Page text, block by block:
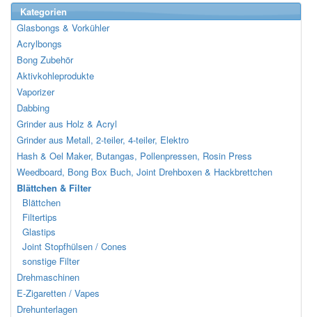
Kategorien
Glasbongs & Vorkühler
Acrylbongs
Bong Zubehör
Aktivkohleprodukte
Vaporizer
Dabbing
Grinder aus Holz & Acryl
Grinder aus Metall, 2-teiler, 4-teiler, Elektro
Hash & Oel Maker, Butangas, Pollenpressen, Rosin Press
Weedboard, Bong Box Buch, Joint Drehboxen & Hackbrettchen
Blättchen & Filter
Blättchen
Filtertips
Glastips
Joint Stopfhülsen / Cones
sonstige Filter
Drehmaschinen
E-Zigaretten / Vapes
Drehunterlagen